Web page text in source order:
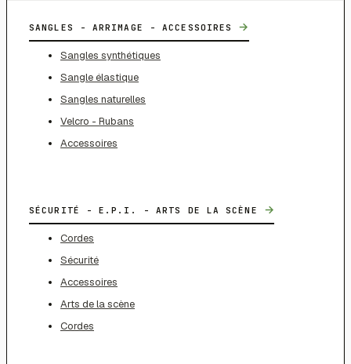
SANGLES - ARRIMAGE - ACCESSOIRES →
Sangles synthétiques
Sangle élastique
Sangles naturelles
Velcro - Rubans
Accessoires
SÉCURITÉ - E.P.I. - ARTS DE LA SCÈNE →
Cordes
Sécurité
Accessoires
Arts de la scène
Cordes